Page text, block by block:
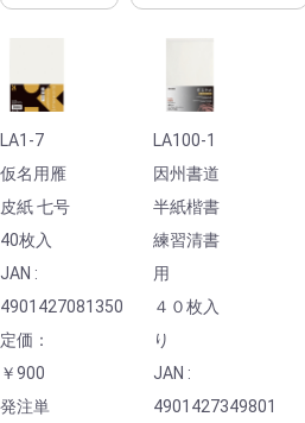
LA1-7
仮名用雁
皮紙 七号
40枚入
JAN :
4901427081350
定価：
￥900
発注単
LA100-1
因州書道
半紙楷書
練習清書
用
４０枚入
り
JAN :
4901427349801